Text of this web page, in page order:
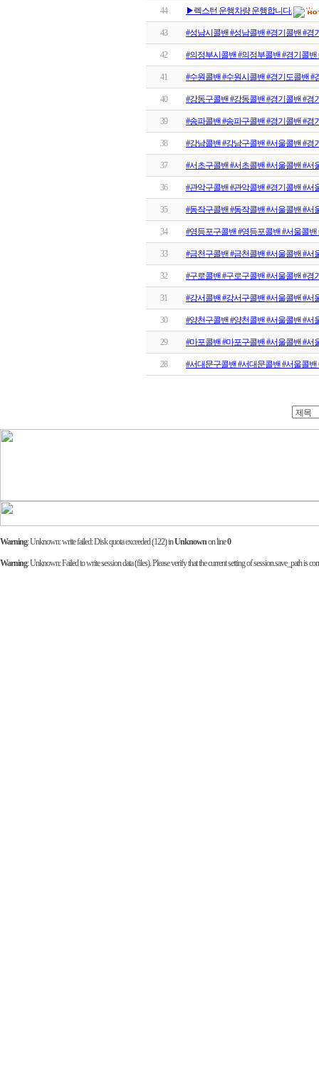
44 ▶렉스턴 운행차량 운행합니다.
43 #성남시콜밴 #성남콜밴 #경기콜밴 #
42 #의정부시콜밴 #의정부콜밴 #경기콜
41 #수원콜밴 #수원시콜밴 #경기도콜밴
40 #강동구콜밴 #강동콜밴 #경기콜밴 #
39 #송파콜밴 #송파구콜밴 #경기콜밴 #
38 #강남콜밴 #강남구콜밴 #서울콜밴 #
37 #서초구콜밴 #서초콜밴 #서울콜밴 #
36 #관악구콜밴 #관악콜밴 #경기콜밴 #
35 #동작구콜밴 #동작콜밴 #서울콜밴 #
34 #영등포구콜밴 #영등포콜밴 #서울콜
33 #금천구콜밴 #금천콜밴 #서울콜밴 #
32 #구로콜밴 #구로구콜밴 #서울콜밴 #
31 #강서콜밴 #강서구콜밴 #서울콜밴 #
30 #양천구콜밴 #양천콜밴 #서울콜밴 #
29 #마포콜밴 #마포구콜밴 #서울콜밴 #
28 #서대문구콜밴 #서대문콜밴 #서울콜
Warning: Unknown: write failed: Disk quota exceeded (122) inUnknownon line0
Warning: Unknown: Failed to write session data (files). Please verify that the current setting of session.save_path is